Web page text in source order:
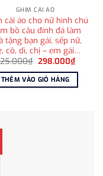
GHIM CÀI ÁO
cài áo cho nữ hình chú
bồ câu đính đá làm
tặng bạn gái, sếp nữ,
cô, dì, chị – em gái…
₫ Giá
là:
425.000₫.
298.000₫Giá
hiện
tại
THÊM VÀO GIỎ HÀNG